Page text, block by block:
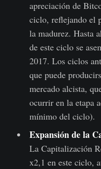
apreciación de
ciclo, reflejando el
la madurez. Hasta
de este ciclo se
2017. Los ciclos
que puede
mercado alcista,
ocurrir en la etapa
mínimo del ciclo).
Expansión de la
La Capitalización
x2,1 en este ciclo,